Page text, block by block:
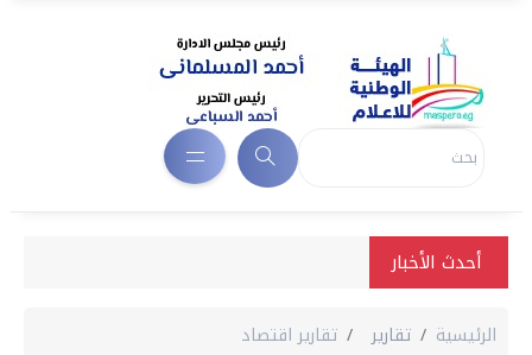
أحدث الأخبار
الرئيسية تقارير تقارير اقتصاد